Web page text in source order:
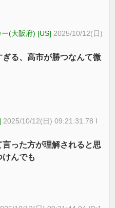
(大阪府) [US] 2025/10/12(日)
る、高市が勝つなんて微
2025/10/12(日) 09:21:31.78 I
った方が理解されると思
んでも